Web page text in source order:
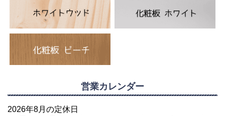
営業カレンダー
2026年8月の定休日